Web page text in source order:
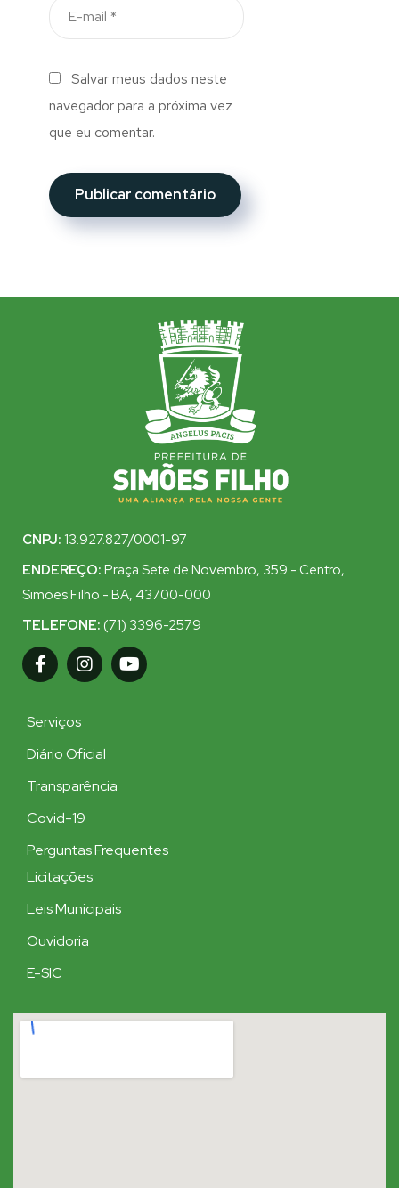
Salvar meus dados neste
navegador para a próxima vez
que eu comentar.
CNPJ: 13.927.827/0001-97
ENDEREÇO: Praça Sete de Novembro, 359 - Centro,
Simões Filho - BA, 43700-000
TELEFONE: (71) 3396-2579
Serviços
Diário Oficial
Transparência
Covid-19
Perguntas Frequentes
Licitações
Leis Municipais
Ouvidoria
E-SIC